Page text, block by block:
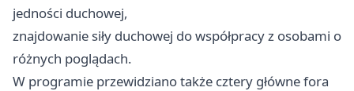
jedności duchowej,
znajdowanie siły duchowej do współpracy z osobami o
różnych poglądach.
W programie przewidziano także cztery główne fora